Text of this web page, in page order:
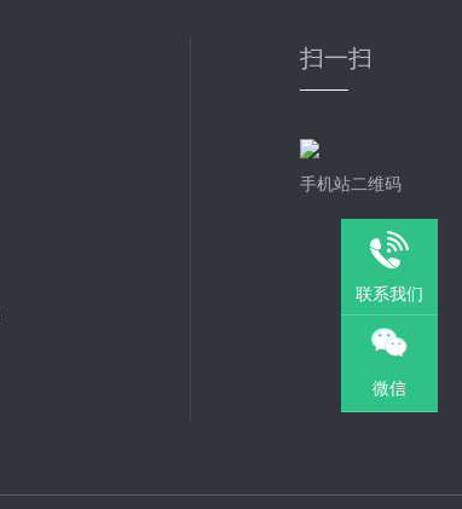
扫一扫
手机站二维码
联系我们
微信